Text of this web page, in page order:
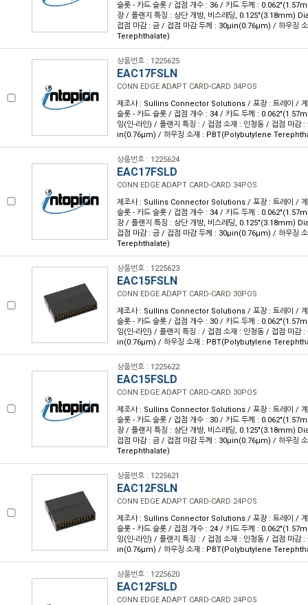
슬롯 - 카드 슬롯 / 접점 개수 : 36 / 카드 두께 :
장 / 플랜지 특징 : 상단 개방, 비스레딩, 0.125"(3.18mm)
접점 마감 : 금 / 접점 마감 두께 : 30µin(0.76µm) / 하우징
Terephthalate)
상품번호 : 1225625
EAC17FSLN
CONN EDGE ADAPT CARD-CARD 34POS
제조사 : Sullins Connector Solutions / 포장 : 트레이 / 계
슬롯 - 카드 슬롯 / 접점 개수 : 34 / 카드 두께 :
잉(인-라인) / 플랜지 특징 : / 접점 소재 : 인청동 / 접점 마감
in(0.76µm) / 하우징 소재 : PBT(Polybutylene
상품번호 : 1225624
EAC17FSLD
CONN EDGE ADAPT CARD-CARD 34POS
제조사 : Sullins Connector Solutions / 포장 : 트레이 / 계
슬롯 - 카드 슬롯 / 접점 개수 : 34 / 카드 두께 :
장 / 플랜지 특징 : 상단 개방, 비스레딩, 0.125"(3.18mm)
접점 마감 : 금 / 접점 마감 두께 : 30µin(0.76µm) / 하우징
Terephthalate)
상품번호 : 1225623
EAC15FSLN
CONN EDGE ADAPT CARD-CARD 30POS
제조사 : Sullins Connector Solutions / 포장 : 트레이 / 계
슬롯 - 카드 슬롯 / 접점 개수 : 30 / 카드 두께 :
잉(인-라인) / 플랜지 특징 : / 접점 소재 : 인청동 / 접점 마감
in(0.76µm) / 하우징 소재 : PBT(Polybutylene
상품번호 : 1225622
EAC15FSLD
CONN EDGE ADAPT CARD-CARD 30POS
제조사 : Sullins Connector Solutions / 포장 : 트레이 / 계
슬롯 - 카드 슬롯 / 접점 개수 : 30 / 카드 두께 :
장 / 플랜지 특징 : 상단 개방, 비스레딩, 0.125"(3.18mm)
접점 마감 : 금 / 접점 마감 두께 : 30µin(0.76µm) / 하우징
Terephthalate)
상품번호 : 1225621
EAC12FSLN
CONN EDGE ADAPT CARD-CARD 24POS
제조사 : Sullins Connector Solutions / 포장 : 트레이 / 계
슬롯 - 카드 슬롯 / 접점 개수 : 24 / 카드 두께 :
잉(인-라인) / 플랜지 특징 : / 접점 소재 : 인청동 / 접점 마감
in(0.76µm) / 하우징 소재 : PBT(Polybutylene
상품번호 : 1225620
EAC12FSLD
CONN EDGE ADAPT CARD-CARD 24POS